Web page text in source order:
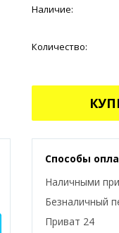
Наличие:
Количество:
Способы
Наличными
Безналичный
Приват 24